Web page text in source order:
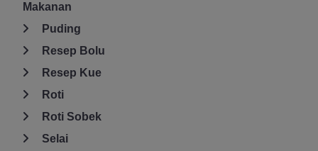
Makanan
Puding
Resep Bolu
Resep Kue
Roti
Roti Sobek
Selai